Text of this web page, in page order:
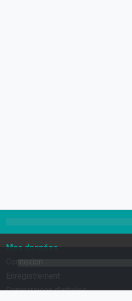
Mes données
Connexion
Comparaison d'articles